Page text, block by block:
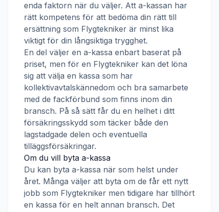
enda faktorn när du väljer. Att a-kassan har
rätt kompetens för att bedöma din rätt till
ersättning som Flygtekniker är minst lika
viktigt för din långsiktiga trygghet.
En del väljer en a-kassa enbart baserat på
priset, men för en Flygtekniker kan det löna
sig att välja en kassa som har
kollektivavtalskännedom och bra samarbete
med de fackförbund som finns inom din
bransch. På så sätt får du en helhet i ditt
försäkringsskydd som täcker både den
lagstadgade delen och eventuella
tilläggsförsäkringar.
Om du vill byta a-kassa
Du kan byta a-kassa när som helst under
året. Många väljer att byta om de får ett nytt
jobb som Flygtekniker men tidigare har tillhört
en kassa för en helt annan bransch. Det